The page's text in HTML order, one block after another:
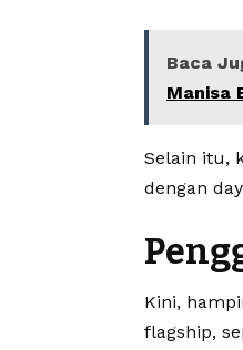
Baca
Manisa
Selain itu,
dengan
Kini,
flagship,